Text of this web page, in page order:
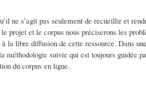
s’agit pas seulement de recueillir et
projet et le corpus nous préciserons les
libre diffusion de cette ressource. Dans
méthodologie suivie qui est toujours guidée
du corpus en ligne.